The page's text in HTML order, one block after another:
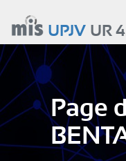
contenu
principal
UPJVUR
Page